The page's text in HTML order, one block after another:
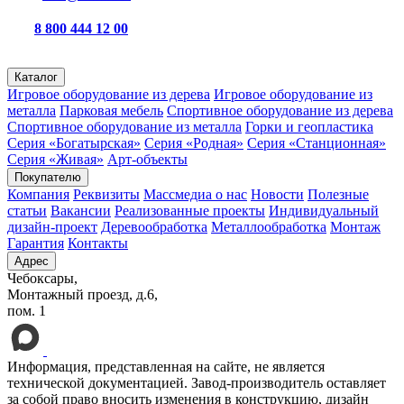
8 800 444 12 00
Каталог
Игровое оборудование из дерева Игровое оборудование из
металла Парковая мебель Спортивное оборудование из дерева
Спортивное оборудование из металла Горки и геопластика
Серия «Богатырская» Серия «Родная» Серия «Станционная»
Серия «Живая» Арт-объекты
Покупателю
Компания Реквизиты Массмедиа о нас Новости Полезные
статьи Вакансии Реализованные проекты Индивидуальный
дизайн-проект Деревообработка Металлообработка Монтаж
Гарантия Контакты
Адрес
Чебоксары,
Монтажный проезд, д.6,
пом. 1
Информация, представленная на сайте, не является
технической документацией. Завод-производитель оставляет
за собой право вносить изменения в конструкцию, дизайн